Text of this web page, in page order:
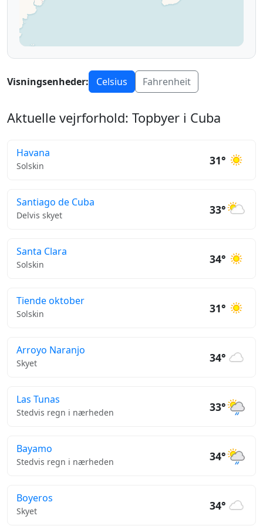
Visningsenheder: Celsius Fahrenheit
Aktuelle vejrforhold: Topbyer i Cuba
Havana
Solskin 31°
Santiago de Cuba
Delvis skyet 33°
Santa Clara
Solskin 34°
Tiende oktober
Solskin 31°
Arroyo Naranjo
Skyet 34°
Las Tunas
Stedvis regn i nærheden 33°
Bayamo
Stedvis regn i nærheden 34°
Boyeros
Skyet 34°